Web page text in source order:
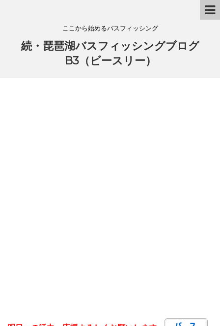
ここから始めるバスフィッシング
続・琵琶湖バスフィッシングブログ
B3（ビースリー）